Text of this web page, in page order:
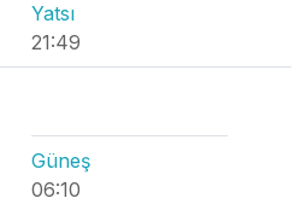
Yatsı
21:49
Güneş
06:10